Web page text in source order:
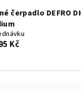
čerpadlo DEFRO
Kč